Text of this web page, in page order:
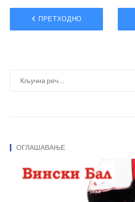
ПРЕТХОДНО
ОГЛАШАВАЊЕ